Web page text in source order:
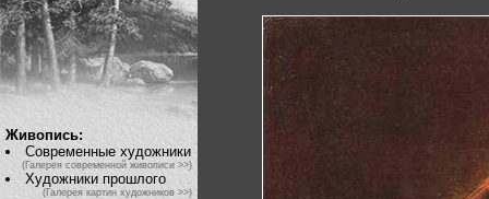
Живопись:
Современные художники
(Галерея современной живописи >>)
Художники прошлого
(Галерея картин художников >>)